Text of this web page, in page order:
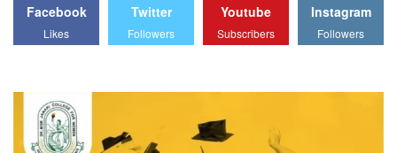
Facebook
Likes
Twitter
Followers
Youtube
Subscribers
Instagram
Followers